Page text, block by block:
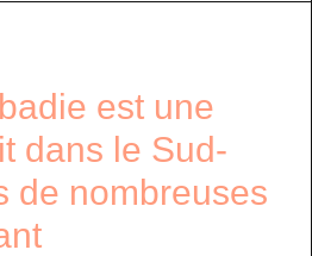
est une
dans le Sud-
de nombreuses